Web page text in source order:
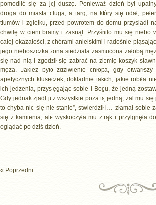
pomodlić się za jej duszę. Ponieważ dzień był
droga do miasta długa, a targ, na który się udał,
tłumów i zgiełku, przed powrotem do domu przysiadł
chwilę w cieni bramy i zasnął. Przyśniło mu się niebo
całej okazałości, z chórami anielskimi i radośnie
jego nieboszczka żona siedziała zasmucona żałobą
się nad nią i zgodził się zabrać na ziemię koszyk
męża. Jakież było zdziwienie chłopa, gdy
apetycznych kluseczek, dokładnie takich, jakie robiła
ich jedzenia, przysięgając sobie i Bogu, że jedną
Gdy jednak zjadł już wszystkie poza tą jedną, żal mu się
to chyba nic się nie stanie”, stwierdził i… złamał sobie
się z kamienia, ale wyskoczyła mu z rąk i przylgnęła
oglądać po dziś dzień.
« Poprzedni